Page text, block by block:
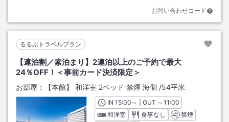
お問い合わせコード
るるぶトラベルプラン
【連泊割／素泊まり】2連泊以上のご予約で最大
24％OFF！＜事前カード決済限定＞
お部屋： 【本館】 和洋室 2ベッド 禁煙 海側 /54平米
INチェックイン
15:00 ～ | OUT チェックアウト
～11:00
和洋室
食事なし
禁煙